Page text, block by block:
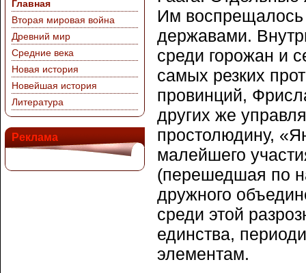
Главная
Вторая мировая война
Древний мир
Средние века
Новая история
Новейшая история
Литература
Реклама
Им воспрещалось
державами.
среди горожан и
самых резких
провинций,
других же
простолюдину,
малейшего
(перешедшая по
дружного
среди этой
единства,
элементам.